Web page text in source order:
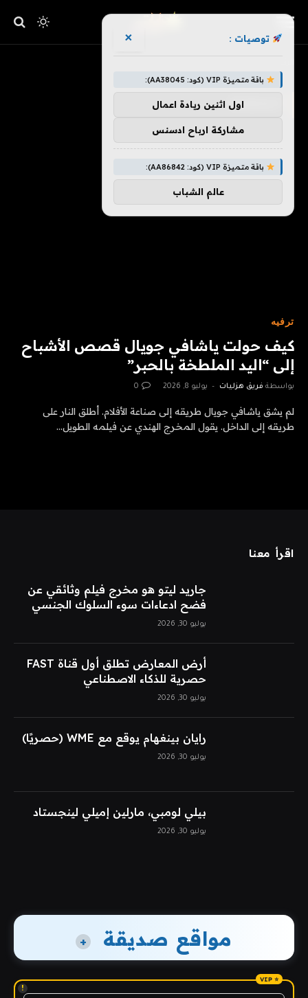
الملطخة
ترفيه
كيف حولت ياشافي جويال قصص الأشباح
إلى “اليد الملطخة بالحبر”
بواسطة فريق هزليات يوليو 8, 2026 0
لم يشق ياشافي جويال طريقه إلى صناعة الأفلام. أطلق النار على
طريقه إلى الداخل. يقول المخرج الهندي عن فيلمه الطويل…
اقرأ معنا
جاريد ليتو هو مخرج فيلم وثائقي عن
فضح ادعاءات سوء السلوك الجنسي
يوليو 30, 2026
أرض المعارض تطلق أول قناة FAST
حصرية للذكاء الاصطناعي
يوليو 30, 2026
رايان بينغهام يوقع مع WME (حصريًا)
يوليو 30, 2026
بيلي لومبي، مارلين إميلي لينجستاد
يوليو 30, 2026
مواقع صديقة +
!
توصيات : ×
باقة متميزة VIP (كود: AA38045):
اول اثنين ريادة اعمال
مشاركة ارباح ادسنس
باقة متميزة VIP (كود: AA86842):
عالم الشباب